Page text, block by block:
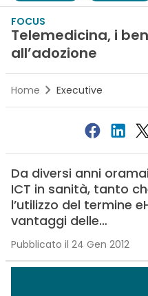
FOCUS
Telemedicina, i
all’adozione
Home Executive
Da diversi anni
ICT in sanità, tanto
l’utilizzo del termine
vantaggi delle…
Pubblicato il 24 Gen 2012